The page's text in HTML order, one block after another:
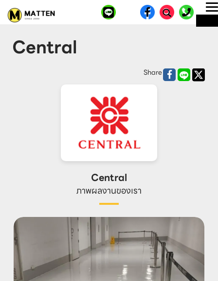
Central
Share
Central
ภาพผลงานของเรา